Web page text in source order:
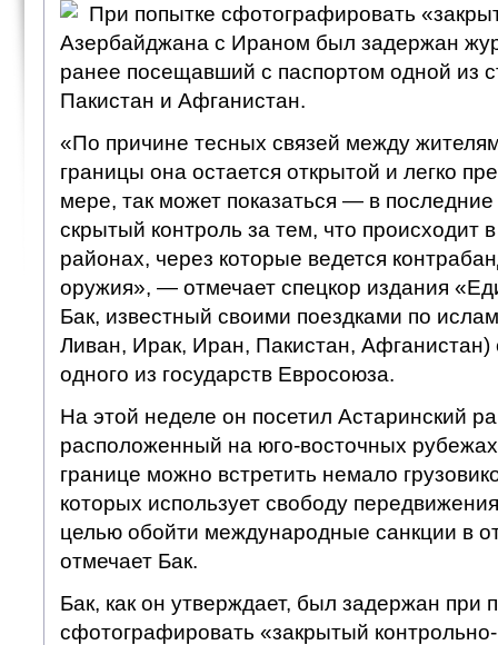
При попытке сфотографировать
Азербайджана с Ираном был задержан
ранее посещавший с паспортом одной из
Пакистан и Афганистан.
«По причине тесных связей между
границы она остается открытой и легко
мере, так может показаться — в
скрытый контроль за тем, что происходит
районах, через которые ведется
оружия», — отмечает спецкор издания
Бак, известный своими поездками по
Ливан, Ирак, Иран, Пакистан, Афганистан)
одного из государств Евросоюза.
На этой неделе он посетил Астаринский
расположенный на юго-восточных
границе можно встретить немало
которых использует свободу
целью обойти международные санкции в
отмечает Бак.
Бак, как он утверждает, был задержан при
сфотографировать «закрытый контрольно-